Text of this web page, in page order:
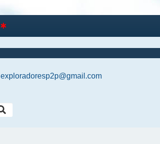
exploradoresp2p@gmail.com